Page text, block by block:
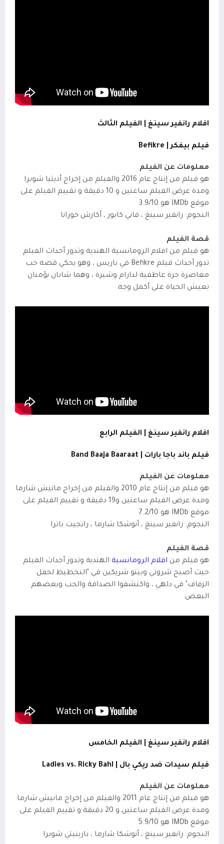
افلام رانفير سينغ | الفيلم الثالث
فيلم بيفكر | Befikre
معلومات عن الفيلم
هو فيلم من إنتاج عام 2016 والفيلم من إخراج أديتيا شوبرا
ومدة عرض الفيلم ساعتين و 10 دقيقة و تقييم الفيلم على
موقع IMDb
هو 3.9/10
النجوم: رانفير سينغ ، فاني كابور ، أكارش خورانا
قصة الفيلم
هو فيلم من افلام الرومانسية الهندية وتدور أحداث الفيلم
تدور أحداث فيلم Befikre في باريس ، وهو يحكي قصة حب
معاصرة حرة عاطفية لدارام وشيرة ، وهما شابان يؤمنان
بعيش الحياة على أكمل وجه.
افلام رانفير سينغ | الفيلم الرابع
فيلم باند باجا بارات | Band Baaja Baaraat
معلومات عن الفيلم
هو فيلم من إنتاج عام 2010 والفيلم من إخراج مانيش شارما
ومدة عرض الفيلم ساعتين و19 دقيقة و تقييم الفيلم على
موقع IMDb
هو 7.2/10
النجوم: رانفير سينغ ، أنوشكا شارما ، رانجيت باترا
قصة الفيلم
هو فيلم من افلام الرومانسية الهندية وتدور أحداث الفيلم
حيث أصبح شروتي وبيتو شريكين في "التخطيط لحفل
الزفاف" في دلهي ، واكتشفوا الصداقة والحب وبعضهم
البعض.
افلام رانفير سينغ | الفيلم الخامس
فيلم سيدات ضد ريكي بال | Ladies vs. Ricky Bahl
معلومات عن الفيلم
هو فيلم من إنتاج عام 2011 والفيلم من إخراج مانيش شارما
ومدة عرض الفيلم ساعتين و 20 دقيقة و تقييم الفيلم على
موقع IMDb
هو 5.9/10
النجوم: رانفير سينغ ، أنوشكا شارما ، بارينيتي شوبرا